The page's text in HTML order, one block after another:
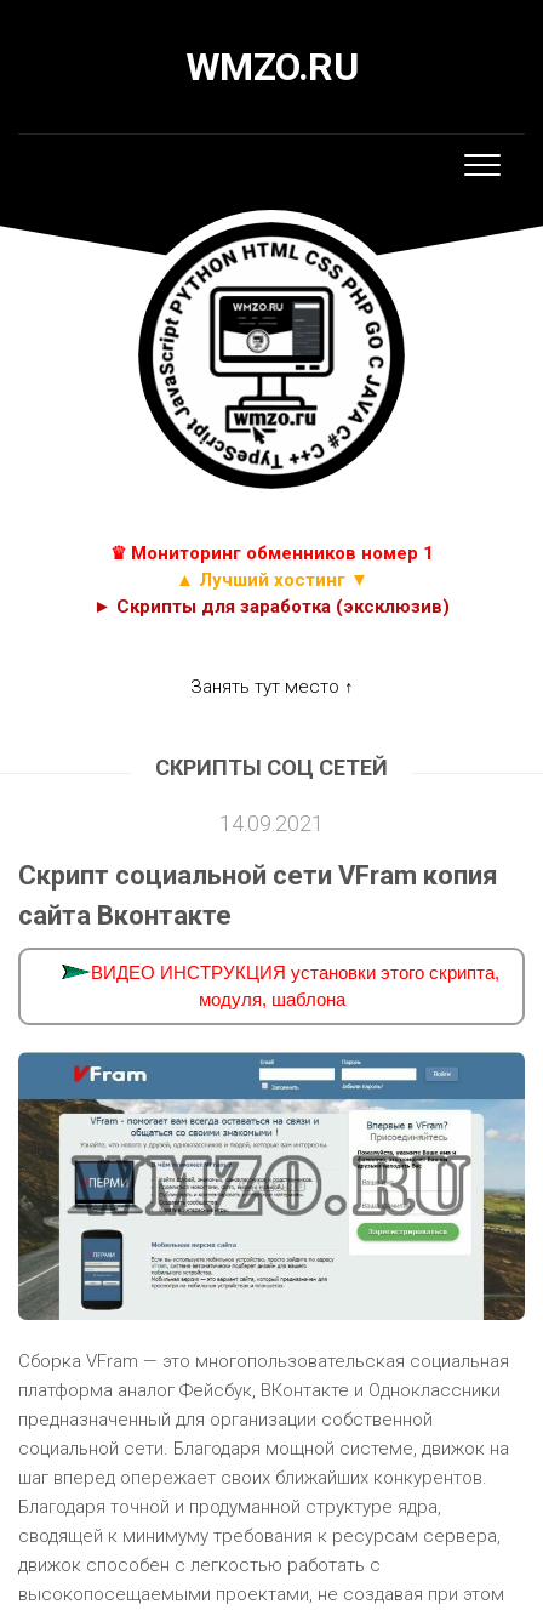
WMZO.RU
♛ Мониторинг обменников номер 1
▲ Лучший хостинг ▼
► Скрипты для заработка (эксклюзив)
Занять тут место ↑
СКРИПТЫ СОЦ СЕТЕЙ
14.09.2021
Скрипт социальной сети VFram копия
сайта Вконтакте
ВИДЕО ИНСТРУКЦИЯ установки этого скрипта,
модуля, шаблона
Сборка VFram — это многопользовательская социальная
платформа аналог Фейсбук, ВКонтакте и Одноклассники
предназначенный для организации собственной
социальной сети. Благодаря мощной системе, движок на
шаг вперед опережает своих ближайших конкурентов.
Благодаря точной и продуманной структуре ядра,
сводящей к минимуму требования к ресурсам сервера,
движок способен с легкостью работать с
высокопосещаемыми проектами, не создавая при этом